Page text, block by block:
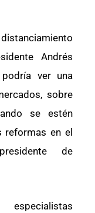
Andrés
ver una
sobre
se estén
reformas en el
de